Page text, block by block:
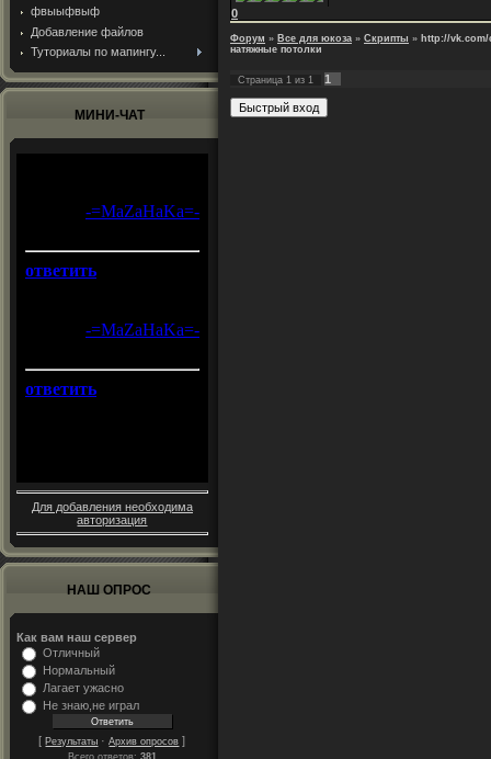
фвыыфвыф
Добавление файлов
Туториалы по мапингу...
МИНИ-ЧАТ
Для добавления необходима
авторизация
НАШ ОПРОС
Как вам наш сервер
Отличный
Нормальный
Лагает ужасно
Не знаю,не играл
[Результаты ·Архив опросов ]
0
Форум » Все для юкоза » Скрипты » http://vk.com/
натяжные потолки
Страница 1 из 1 1